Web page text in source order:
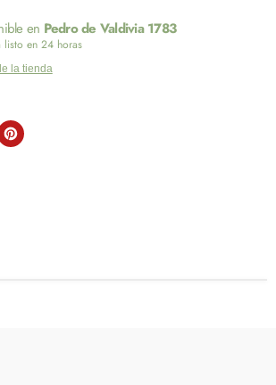
en Pedro de Valdivia 1783
listo en 24 horas
la tienda